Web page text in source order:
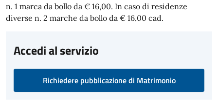
n. 1 marca da bollo da € 16,00. In caso di residenze
diverse n. 2 marche da bollo da € 16,00 cad.
Accedi al servizio
Richiedere pubblicazione di Matrimonio